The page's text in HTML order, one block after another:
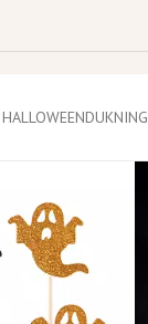
HALLOWEENDUKNING